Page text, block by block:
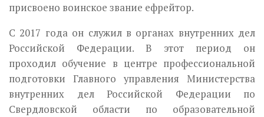
присвоено воинское звание ефрейтор.
С 2017 года он служил в органах внутренних дел
Российской Федерации. В этот период он
проходил обучение в центре профессиональной
подготовки Главного управления Министерства
внутренних дел Российской Федерации по
Свердловской области по образовательной